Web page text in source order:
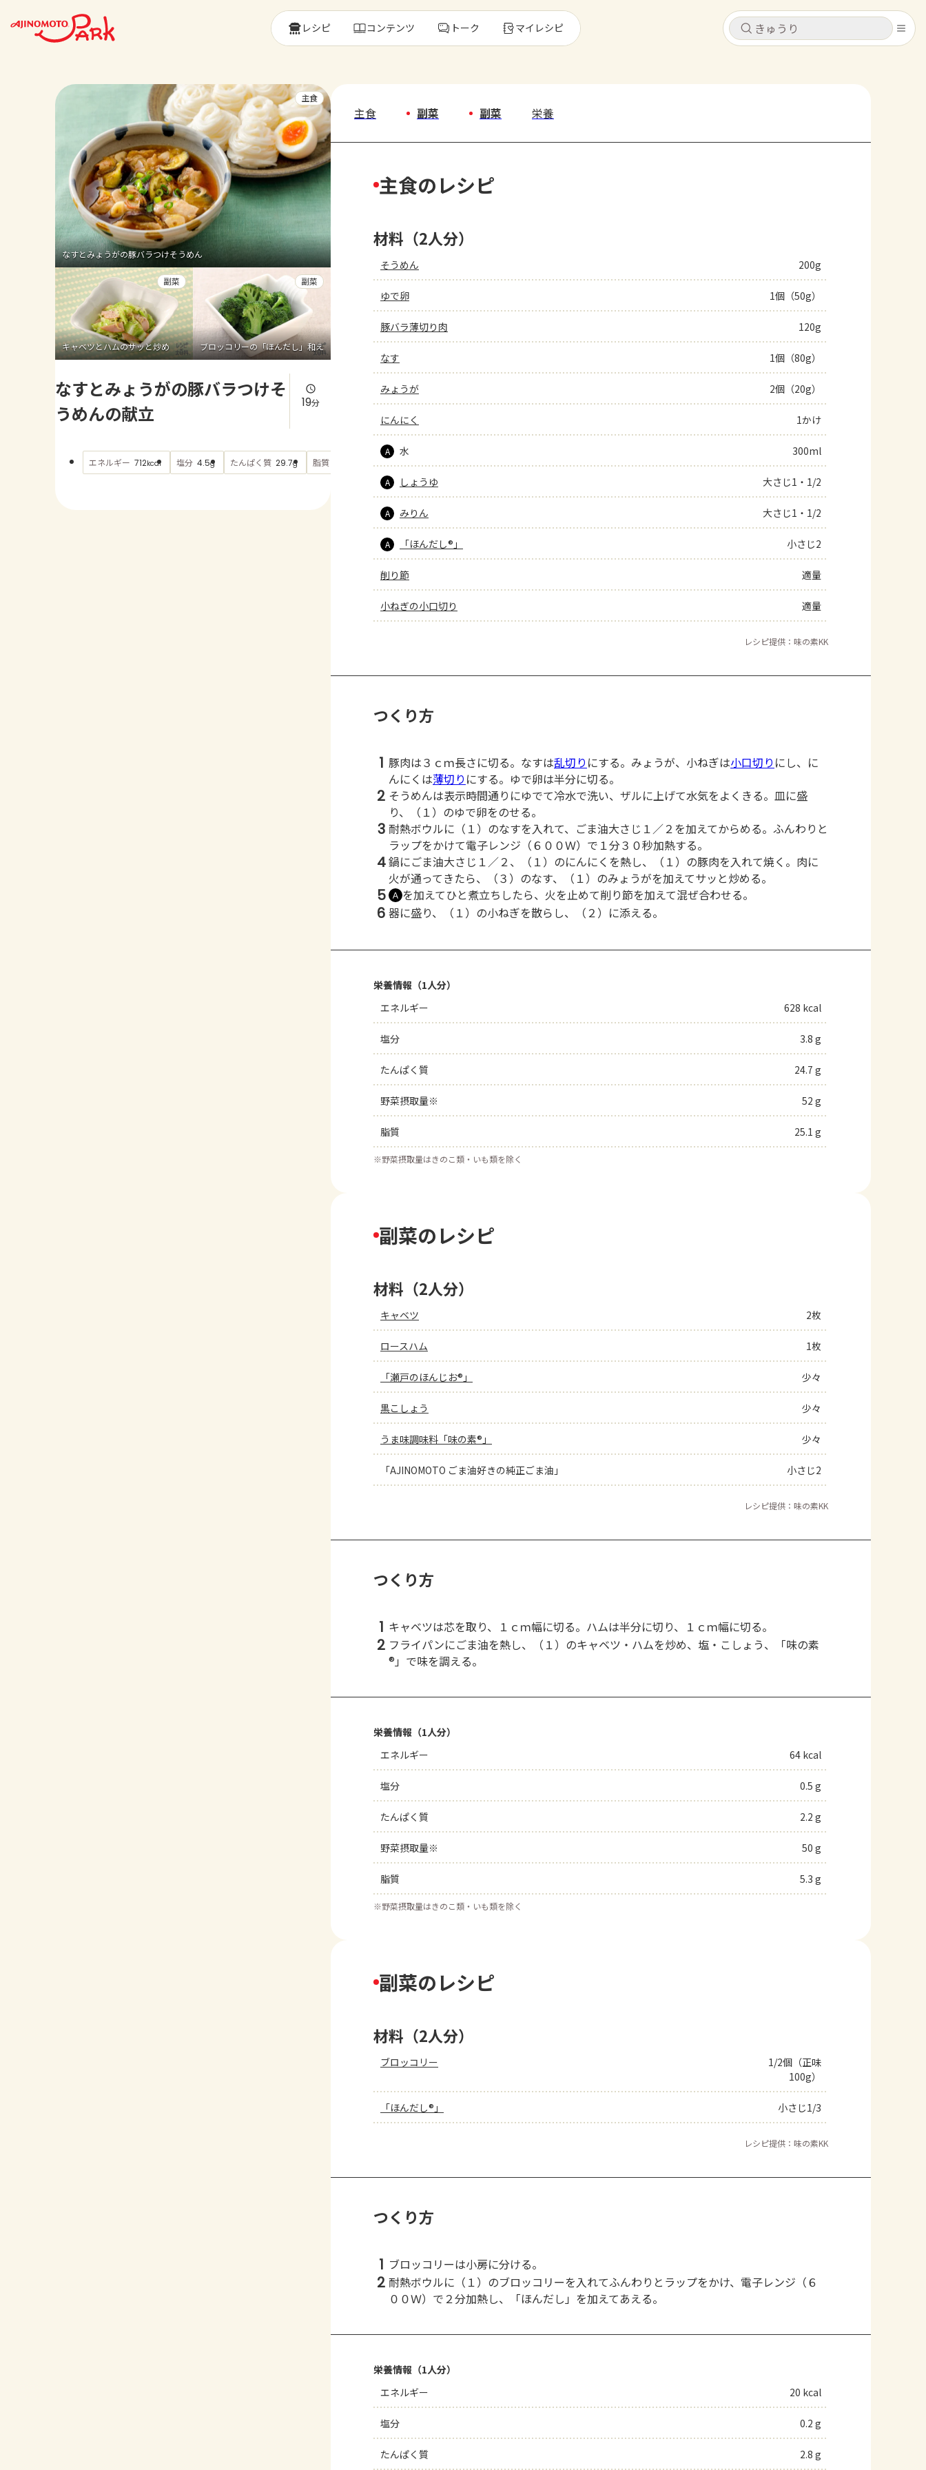
キャンセル
よくあるお問い合わせ
お買い物
キャンセル
レシピ コンテンツ トーク マイレシピ
なすとみょうがの豚バラつけそうめん
主食
キャベツとハムのサッと炒め
副菜
ブロッコリーの「ほんだし」和え
副菜
なすとみょうがの豚バラつけそ
うめんの献立
19分
エネルギー 712kcal 塩分 4.5g たんぱく質 29.7g 脂質 もっと見る
主食 副菜 副菜 栄養
主食のレシピ
材料（2人分）
そうめん 200g
ゆで卵 1個（50g）
豚バラ薄切り肉 120g
なす 1個（80g）
みょうが 2個（20g）
にんにく 1かけ
A 水 300ml
A しょうゆ 大さじ1・1/2
A みりん 大さじ1・1/2
A 「ほんだし®」 小さじ2
削り節 適量
小ねぎの小口切り 適量
レシピ提供：味の素KK
つくり方
1 豚肉は３ｃｍ長さに切る。なすは乱切り にする。みょうが、小ねぎは小口切り にし、に
んにくは薄切り にする。ゆで卵は半分に切る。
2 そうめんは表示時間通りにゆでて冷水で洗い、ザルに上げて水気をよくきる。皿に盛
り、（１）のゆで卵をのせる。
3 耐熱ボウルに（１）のなすを入れて、ごま油大さじ１／２を加えてからめる。ふんわりと
ラップをかけて電子レンジ（６００Ｗ）で１分３０秒加熱する。
4鍋にごま油大さじ１／２、（１）のにんにくを熱し、（１）の豚肉を入れて焼く。肉に
火が通ってきたら、（３）のなす、（１）のみょうがを加えてサッと炒める。
5 Ａ を加えてひと煮立ちしたら、火を止めて削り節を加えて混ぜ合わせる。
6 器に盛り、（１）の小ねぎを散らし、（２）に添える。
栄養情報（1人分）
エネルギー
628 kcal
塩分 3.8 g
たんぱく質 24.7 g
野菜摂取量※ 52 g
脂質 25.1 g
※野菜摂取量はきのこ類・いも類を除く
副菜のレシピ
材料（2人分）
キャベツ 2枚
ロースハム 1枚
「瀬戸のほんじお®」 少々
黒こしょう 少々
うま味調味料「味の素®」 少々
「AJINOMOTO ごま油好きの純正ごま油」 小さじ2
レシピ提供：味の素KK
つくり方
1 キャベツは芯を取り、１ｃｍ幅に切る。ハムは半分に切り、１ｃｍ幅に切る。
2 フライパンにごま油を熱し、（１）のキャベツ・ハムを炒め、塩・こしょう、「味の素
®」で味を調える。
栄養情報（1人分）
エネルギー
64 kcal
塩分 0.5 g
たんぱく質 2.2 g
野菜摂取量※ 50 g
脂質 5.3 g
※野菜摂取量はきのこ類・いも類を除く
副菜のレシピ
材料（2人分）
ブロッコリー
1/2個（正味
100g）
「ほんだし®」 小さじ1/3
レシピ提供：味の素KK
つくり方
1 ブロッコリーは小房に分ける。
2 耐熱ボウルに（１）のブロッコリーを入れてふんわりとラップをかけ、電子レンジ（６
００Ｗ）で２分加熱し、「ほんだし」を加えてあえる。
栄養情報（1人分）
エネルギー
20 kcal
塩分 0.2 g
たんぱく質 2.8 g